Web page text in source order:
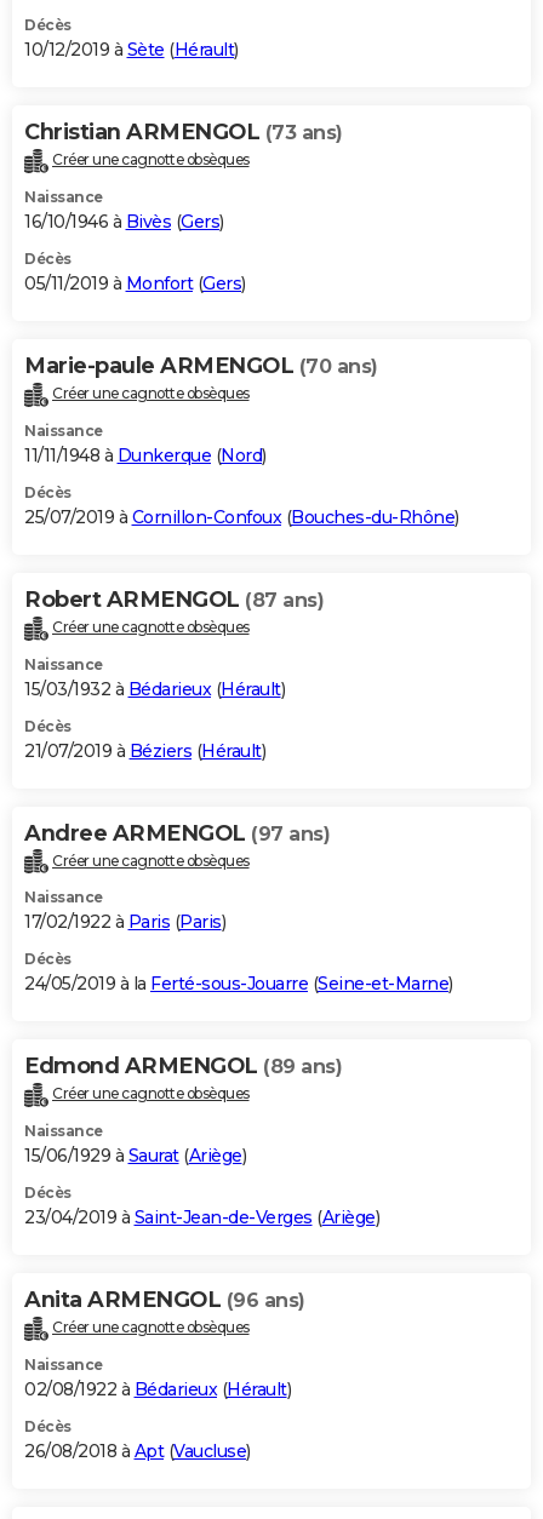
Décès
10/12/2019 à Sète (Hérault)
Christian ARMENGOL (73 ans)
Créer une cagnotte obsèques
Naissance
16/10/1946 à Bivès (Gers)
Décès
05/11/2019 à Monfort(Gers)
Marie-paule ARMENGOL (70 ans)
Créer une cagnotte obsèques
Naissance
11/11/1948 à Dunkerque (Nord)
Décès
25/07/2019 à Cornillon-Confoux(Bouches-du-Rhône)
Robert ARMENGOL (87 ans)
Créer une cagnotte obsèques
Naissance
15/03/1932 à Bédarieux (Hérault)
Décès
21/07/2019 à Béziers (Hérault)
Andree ARMENGOL (97 ans)
Créer une cagnotte obsèques
Naissance
17/02/1922 à Paris (Paris)
Décès
24/05/2019 à la Ferté-sous-Jouarre (Seine-et-Marne)
Edmond ARMENGOL (89 ans)
Créer une cagnotte obsèques
Naissance
15/06/1929 à Saurat(Ariège)
Décès
23/04/2019 à Saint-Jean-de-Verges (Ariège)
Anita ARMENGOL (96 ans)
Créer une cagnotte obsèques
Naissance
02/08/1922 à Bédarieux(Hérault)
Décès
26/08/2018 à Apt(Vaucluse)